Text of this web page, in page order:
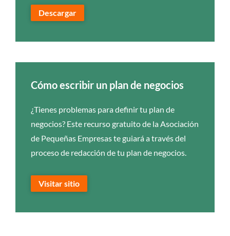
Descargar
Cómo escribir un plan de negocios
¿Tienes problemas para definir tu plan de
negocios? Este recurso gratuito de la Asociación
de Pequeñas Empresas te guiará a través del
proceso de redacción de tu plan de negocios.
Visitar sitio